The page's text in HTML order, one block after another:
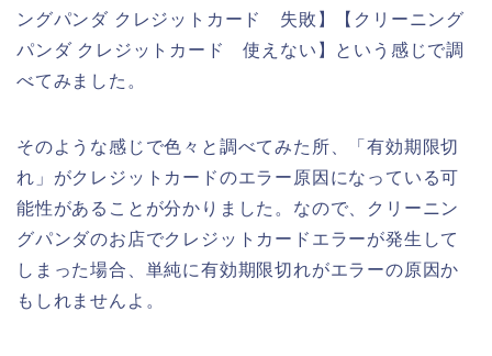
ングパンダ クレジットカード 失敗】【クリーニング
パンダ クレジットカード 使えない】という感じで調
べてみました。
そのような感じで色々と調べてみた所、「有効期限切
れ」がクレジットカードのエラー原因になっている可
能性があることが分かりました。なので、クリーニン
グパンダのお店でクレジットカードエラーが発生して
しまった場合、単純に有効期限切れがエラーの原因か
もしれませんよ。